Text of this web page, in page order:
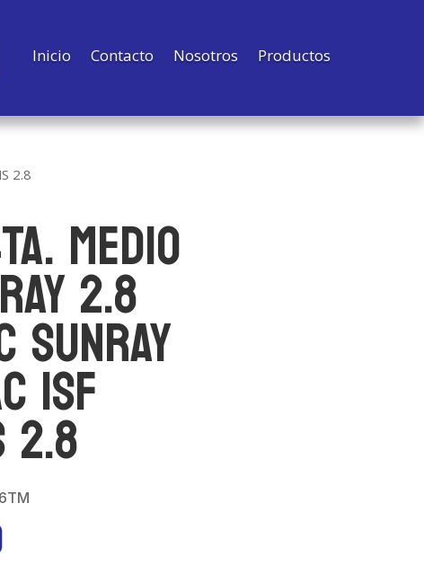
Inicio Contacto Nosotros Productos
2.8
MEDIO
2.8
ISF
2.8